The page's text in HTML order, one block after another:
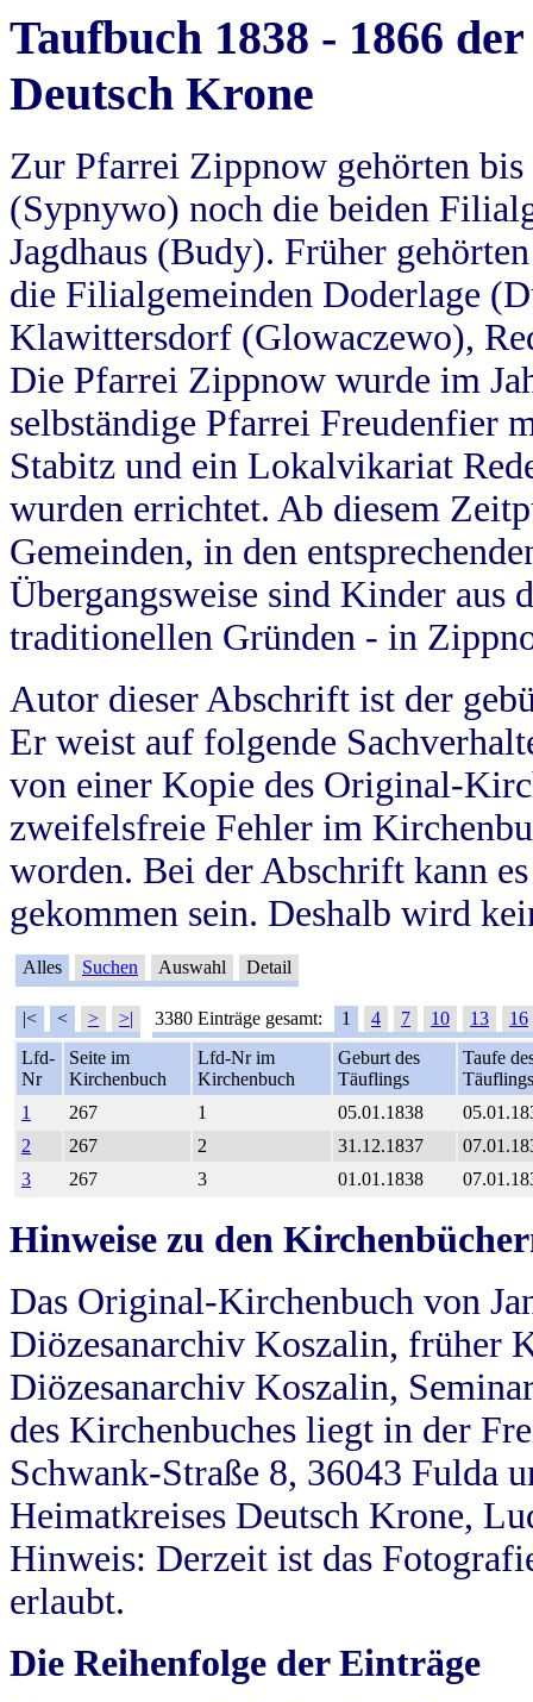
Taufbuch 1838 - 1866
Deutsch Krone
Zur Pfarrei Zippnow gehörten
(Sypnywo) noch die beiden
Jagdhaus (Budy). Früher
die Filialgemeinden Doderlage
Klawittersdorf (Glowaczewo),
Die Pfarrei Zippnow wurde im
selbständige Pfarrei Freudenfier
Stabitz und ein Lokalvikariat
wurden errichtet. Ab diesem
Gemeinden, in den
Übergangsweise sind Kinder aus
traditionellen Gründen - in
Autor dieser Abschrift ist der
Er weist auf folgende
von einer Kopie des Original-
zweifelsfreie Fehler im
worden. Bei der Abschrift kann
gekommen sein. Deshalb wird
Alles Suchen Auswahl Detail
|< < > >| 3380 Einträge gesamt: 1 4 7 10 13
16
Lfd-
Nr
Seite im
Kirchenbuch
Lfd-Nr im
Kirchenbuch
Geburt des
Täuflings
Taufe
Täuflings
1
267 1 05.01.1838
2
267 2 31.12.1837
3
267 3 01.01.1838
Hinweise zu den
Das Original-Kirchenbuch von
Diözesanarchiv Koszalin, früher
Diözesanarchiv Koszalin,
des Kirchenbuches liegt in der
Schwank-Straße 8, 36043 Fulda
Heimatkreises Deutsch Krone,
Hinweis: Derzeit ist das
erlaubt.
Die Reihenfolge der Einträge